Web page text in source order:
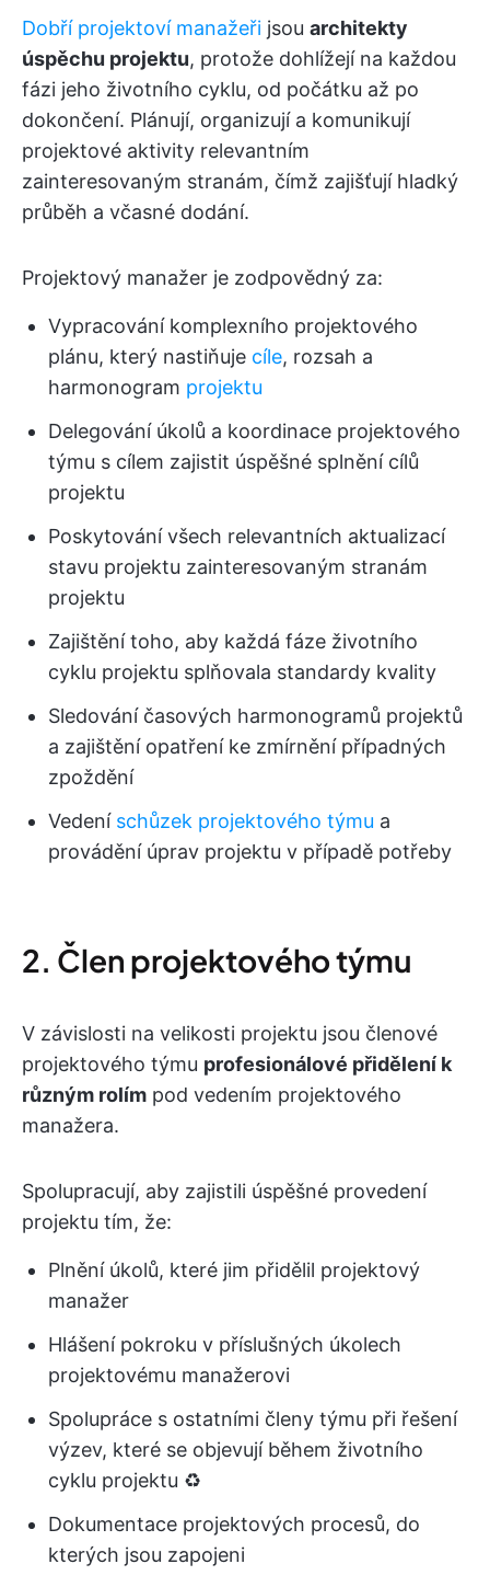
Dobří projektoví manažeři jsou architekty
úspěchu projektu, protože dohlížejí na každou
fázi jeho životního cyklu, od počátku až po
dokončení. Plánují, organizují a komunikují
projektové aktivity relevantním
zainteresovaným stranám, čímž zajišťují hladký
průběh a včasné dodání.
Projektový manažer je zodpovědný za:
Vypracování komplexního projektového
plánu, který nastiňuje cíle, rozsah a
harmonogram projektu
Delegování úkolů a koordinace projektového
týmu s cílem zajistit úspěšné splnění cílů
projektu
Poskytování všech relevantních aktualizací
stavu projektu zainteresovaným stranám
projektu
Zajištění toho, aby každá fáze životního
cyklu projektu splňovala standardy kvality
Sledování časových harmonogramů projektů
a zajištění opatření ke zmírnění případných
zpoždění
Vedení schůzek projektového týmu a
provádění úprav projektu v případě potřeby
2. Člen projektového týmu
V závislosti na velikosti projektu jsou členové
projektového týmu profesionálové přidělení k
různým rolím pod vedením projektového
manažera.
Spolupracují, aby zajistili úspěšné provedení
projektu tím, že:
Plnění úkolů, které jim přidělil projektový
manažer
Hlášení pokroku v příslušných úkolech
projektovému manažerovi
Spolupráce s ostatními členy týmu při řešení
výzev, které se objevují během životního
cyklu projektu ♻️
Dokumentace projektových procesů, do
kterých jsou zapojeni